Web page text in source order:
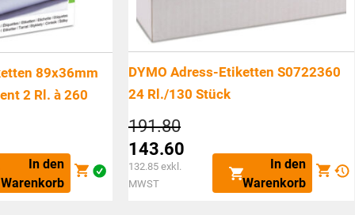
89x36mm
2 Rl. à 260
In den
Warenkorb
DYMO Adress-Etiketten S0722360
24 Rl./130 Stück
191.80Ursprünglicher
Preis
war:
CHF191.80
143.60
Aktueller
Preis
132.85 exkl.
MWST
In den
Warenkorb